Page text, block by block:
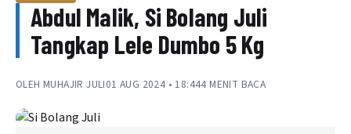
Abdul Malik, Si Bolang Juli
Tangkap Lele Dumbo 5 Kg
OLEH MUHAJIR JULI01 AUG 2024 • 18:444 MENIT BACA